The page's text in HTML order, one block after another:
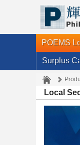
POEMS
Surplus
Local